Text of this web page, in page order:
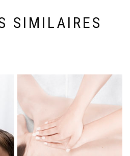
SIMILAIRES